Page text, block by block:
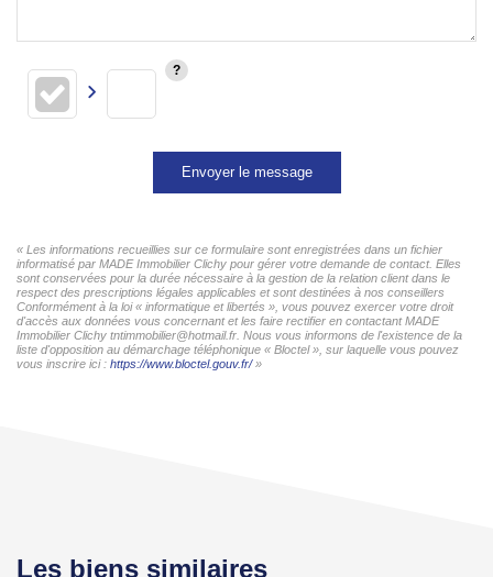
Envoyer le message
« Les informations recueillies sur ce formulaire sont enregistrées dans un fichier
informatisé par MADE Immobilier Clichy pour gérer votre demande de contact. Elles
sont conservées pour la durée nécessaire à la gestion de la relation client dans le
respect des prescriptions légales applicables et sont destinées à nos conseillers
Conformément à la loi « informatique et libertés », vous pouvez exercer votre droit
d'accès aux données vous concernant et les faire rectifier en contactant MADE
Immobilier Clichy tntimmobilier@hotmail.fr. Nous vous informons de l'existence de la
liste d'opposition au démarchage téléphonique « Bloctel », sur laquelle vous pouvez
vous inscrire ici : https://www.bloctel.gouv.fr/»
Les biens similaires